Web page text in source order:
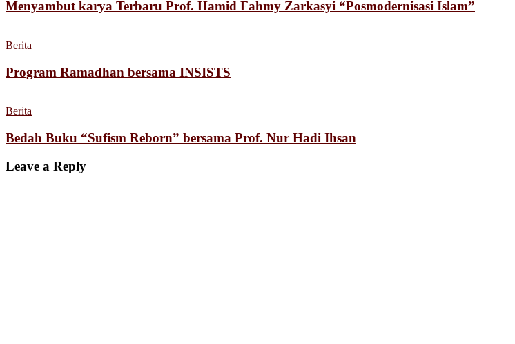
Menyambut karya Terbaru Prof. Hamid Fahmy Zarkasyi “Posmodernisasi Islam”
Berita
Program Ramadhan bersama INSISTS
Berita
Bedah Buku “Sufism Reborn” bersama Prof. Nur Hadi Ihsan
Leave a Reply